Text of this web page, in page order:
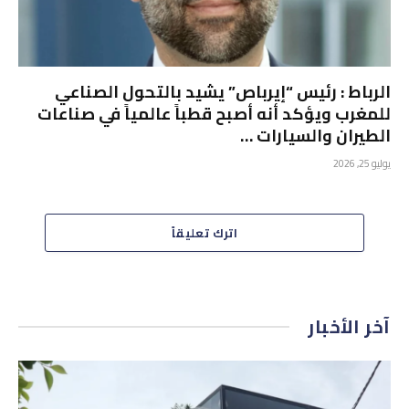
الرباط : رئيس “إيرباص” يشيد بالتحول الصناعي
للمغرب ويؤكد أنه أصبح قطباً عالمياً في صناعات
الطيران والسيارات …
يوليو 25, 2026
اترك تعليقاً
آخر الأخبار